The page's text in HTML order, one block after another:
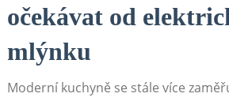
očekávat od
mlýnku
Moderní kuchyně se stále ⁢více